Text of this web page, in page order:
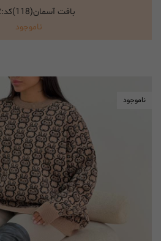
انتخاب گزینه ها
بافت آسمان(118)کد:5942
ناموجود
ناموجود